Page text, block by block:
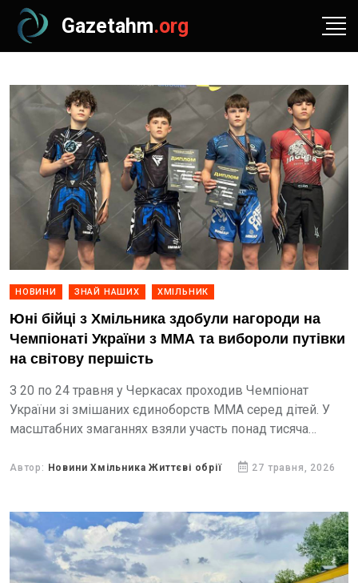
Gazetahm.org
НОВИНИ ЗНАЙ НАШИХ ХМІЛЬНИК
Юні бійці з Хмільника здобули нагороди на
Чемпіонаті України з ММА та вибороли путівки
на світову першість
З 20 по 24 травня у Черкасах проходив Чемпіонат
України зі змішаних єдиноборств ММА серед дітей. У
масштабних змаганнях взяли участь понад тисяча
Автор: Новини Хмільника Життєві обрії 27 травня, 2026